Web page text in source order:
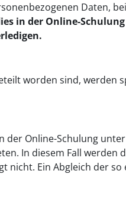
Daten,
in der Online-
worden sind, werden
Online-Schulung
In diesem Fall
nicht. Ein Abgleich der